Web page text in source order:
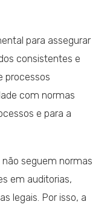
para assegurar
consistentes e
processos
com normas
e para a
não seguem normas
em auditorias,
legais. Por isso, a